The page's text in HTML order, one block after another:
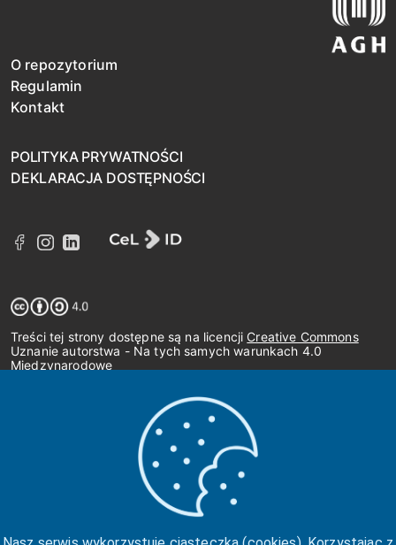
O repozytorium
Regulamin
Kontakt
POLITYKA PRYWATNOŚCI
DEKLARACJA DOSTĘPNOŚCI
Treści tej strony dostępne są na licencji Creative Commons
Uznanie autorstwa - Na tych samych warunkach 4.0
Międzynarodowe